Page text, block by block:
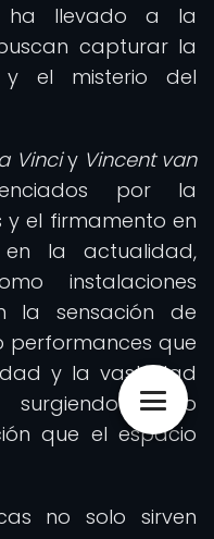
ha llevado a la
capturar la
y el misterio del
Vinciy Vincent van
por la
el firmamento en
en la actualidad,
instalaciones
la sensación de
performances que
y la vastedad
surgiendo como
que el espacio
no solo sirven